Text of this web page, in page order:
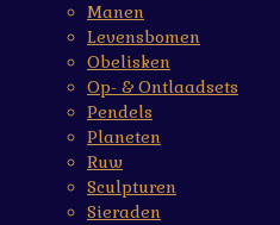
Manen
Levensbomen
Obelisken
Op- & Ontlaadsets
Pendels
Planeten
Ruw
Sculpturen
Sieraden